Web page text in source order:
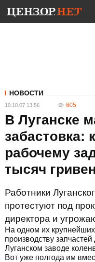
НОВОСТИ
10.10.07 13:56 605
В Луганске
забастовка:
рабочему
тысяч
Работники
протестуют под
директора и
На одном их
производству
Луганском заводе
Вот уже полгода им